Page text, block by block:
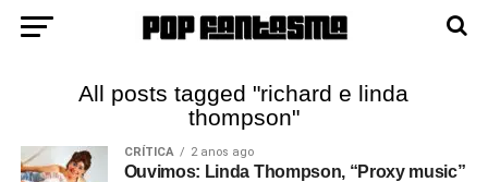
All posts tagged "richard e linda
thompson"
CRÍTICA 2 anos ago
Ouvimos: Linda Thompson, “Proxy music”